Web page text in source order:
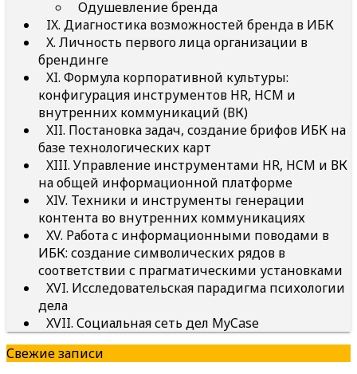
Одушевление бренда
IX. Диагностика возможностей бренда в ИБК
X. Личность первого лица организации в
брендинге
XI. Формула корпоративной культуры:
конфигурация инструментов HR, HCM и
внутренних коммуникаций (ВК)
XII. Постановка задач, создание брифов ИБК на
базе технологических карт
XIII. Управление инструментами HR, HCM и ВК
на общей информационной платформе
XIV. Техники и инструменты генерации
контента во внутренних коммуникациях
XV. Работа с информационными поводами в
ИБК: создание символических рядов в
соответствии с прагматическими установками
XVI. Исследовательская парадигма психологии
дела
XVII. Социальная сеть дел MyCase
Свежие записи